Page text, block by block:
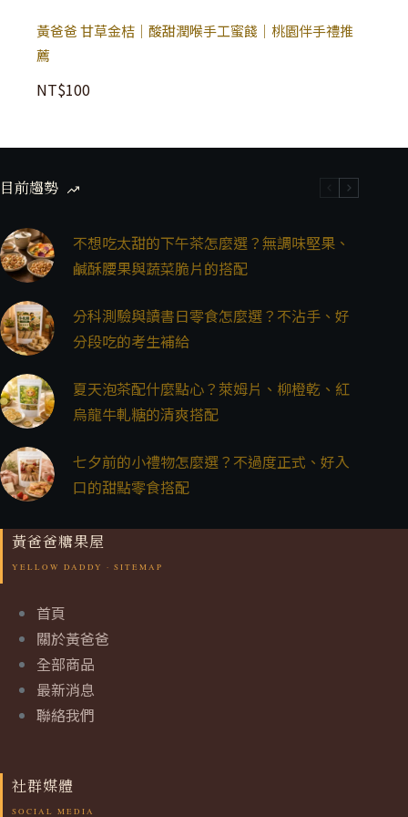
黃爸爸 甘草金桔｜酸甜潤喉手工蜜餞｜桃園伴手禮推
薦
NT$100
目前趨勢
不想吃太甜的下午茶怎麼選？無調味堅果、
鹹酥腰果與蔬菜脆片的搭配
分科測驗與讀書日零食怎麼選？不沾手、好
分段吃的考生補給
夏天泡茶配什麼點心？萊姆片、柳橙乾、紅
烏龍牛軋糖的清爽搭配
七夕前的小禮物怎麼選？不過度正式、好入
口的甜點零食搭配
黃爸爸糖果屋
首頁
關於黃爸爸
全部商品
最新消息
聯絡我們
社群媒體